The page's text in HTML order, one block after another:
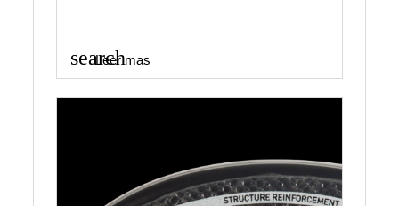
search
Leer mas